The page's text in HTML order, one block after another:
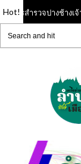
Hot!
การสำรวจปางช้างเจ้